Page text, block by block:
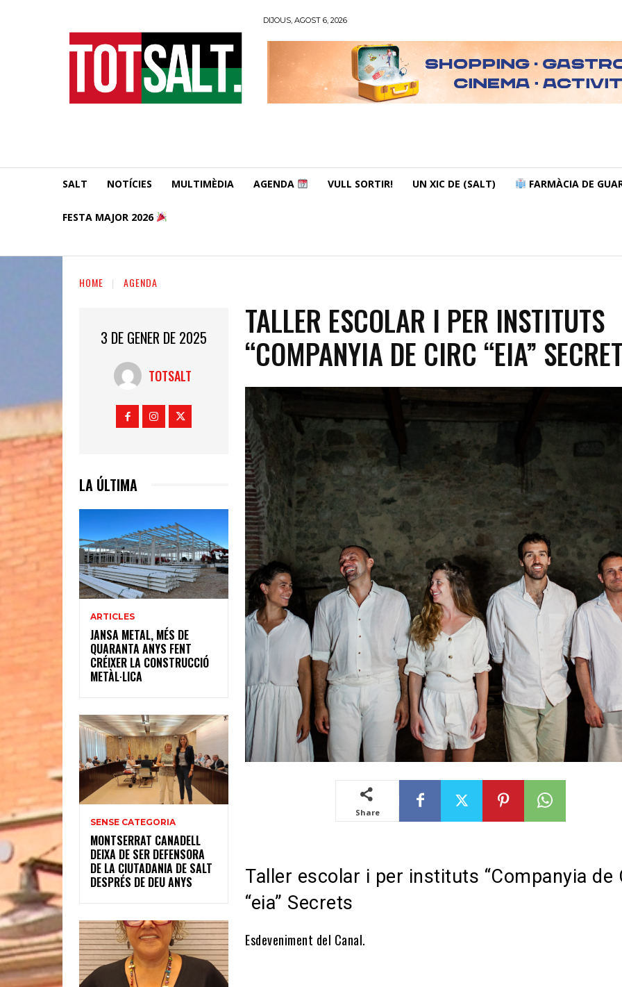
DIJOUS, AGOST 6, 2026
SALT NOTÍCIES MULTIMÈDIA AGENDA VULL SORTIR! UN XIC DE (SALT) FARMÀCIA DE
FESTA MAJOR 2026
HOME AGENDA
3 DE GENER DE 2025
TOTSALT
LA ÚLTIMA
ARTICLES
JANSA METAL, MÉS DE
QUARANTA ANYS FENT
CRÉIXER LA CONSTRUCCIÓ
METÀL·LICA
SENSE CATEGORIA
MONTSERRAT CANADELL
DEIXA DE SER DEFENSORA
DE LA CIUTADANIA DE SALT
DESPRÉS DE DEU ANYS
TALLER ESCOLAR I PER INSTITUTS
“COMPANYIA DE CIRC “EIA”
Share
Taller escolar i per instituts “Companyia de
“eia” Secrets
Esdeveniment del Canal.